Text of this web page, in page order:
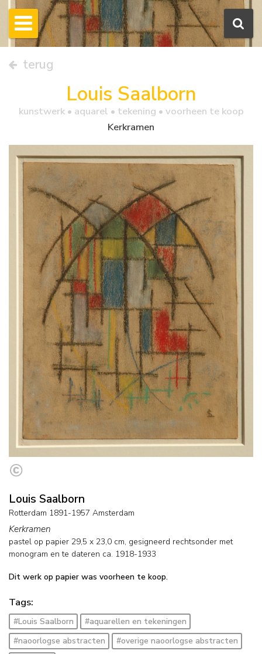
terug
Louis Saalborn
kunstwerk • aquarel • tekening • voorheen te koop
Kerkramen
Louis Saalborn
Rotterdam 1891-1957 Amsterdam
Kerkramen
pastel op papier 29,5 x 23,0 cm, gesigneerd rechtsonder met
monogram ente dateren ca. 1918-1933
Dit werk op papier was voorheen te koop.
Tags:
#Louis Saalborn
#aquarellen en tekeningen
#naoorlogse abstracten
#overige naoorlogse abstracten